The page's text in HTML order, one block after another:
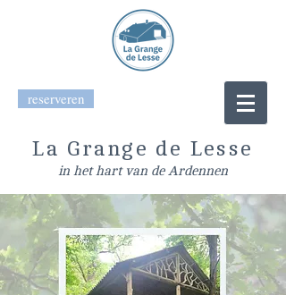
reserveren
La Grange de Lesse
in het hart van de Ardennen